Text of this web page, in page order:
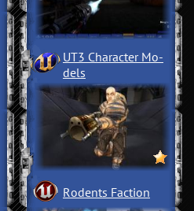
UT3 Character Mo­
dels
Rodents Faction